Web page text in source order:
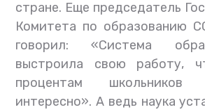
стране. Еще председатель
Комитета по образованию
говорил: «Система
выстроила свою работу,
процентам
интересно». А ведь наука